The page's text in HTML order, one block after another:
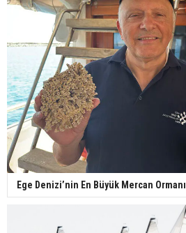
Ege Denizi’nin En Büyük Mercan Ormanı